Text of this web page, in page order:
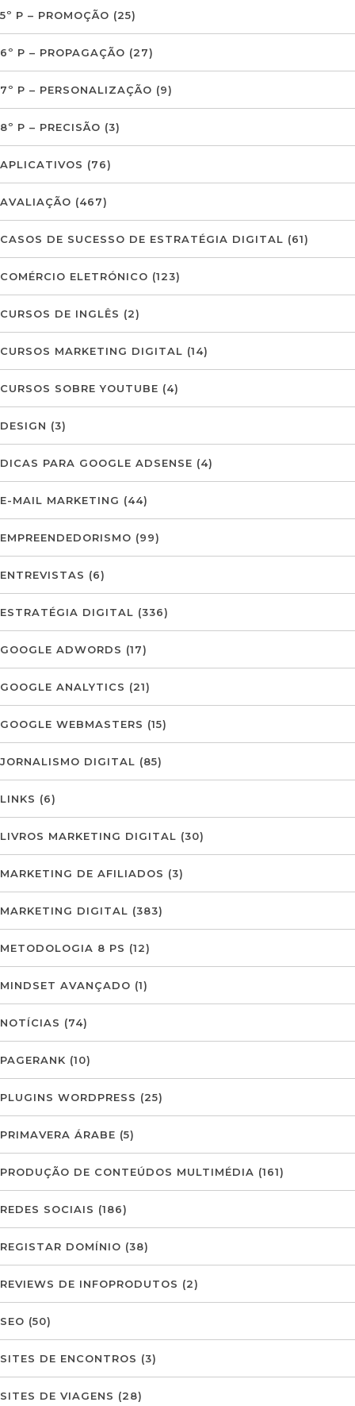
5º P – PROMOÇÃO (25)
6º P – PROPAGAÇÃO (27)
7º P – PERSONALIZAÇÃO (9)
8º P – PRECISÃO (3)
APLICATIVOS (76)
AVALIAÇÃO (467)
CASOS DE SUCESSO DE ESTRATÉGIA DIGITAL (61)
COMÉRCIO ELETRÓNICO (123)
CURSOS DE INGLÊS (2)
CURSOS MARKETING DIGITAL (14)
CURSOS SOBRE YOUTUBE (4)
DESIGN (3)
DICAS PARA GOOGLE ADSENSE (4)
E-MAIL MARKETING (44)
EMPREENDEDORISMO (99)
ENTREVISTAS (6)
ESTRATÉGIA DIGITAL (336)
GOOGLE ADWORDS (17)
GOOGLE ANALYTICS (21)
GOOGLE WEBMASTERS (15)
JORNALISMO DIGITAL (85)
LINKS (6)
LIVROS MARKETING DIGITAL (30)
MARKETING DE AFILIADOS (3)
MARKETING DIGITAL (383)
METODOLOGIA 8 PS (12)
MINDSET AVANÇADO (1)
NOTÍCIAS (74)
PAGERANK (10)
PLUGINS WORDPRESS (25)
PRIMAVERA ÁRABE (5)
PRODUÇÃO DE CONTEÚDOS MULTIMÉDIA (161)
REDES SOCIAIS (186)
REGISTAR DOMÍNIO (38)
REVIEWS DE INFOPRODUTOS (2)
SEO (50)
SITES DE ENCONTROS (3)
SITES DE VIAGENS (28)